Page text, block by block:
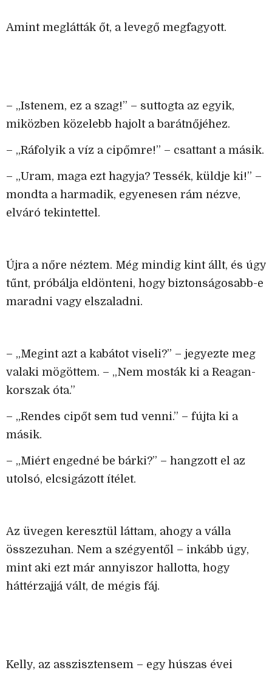
Amint meglátták őt, a levegő megfagyott.
– „Istenem, ez a szag!” – suttogta az egyik,
miközben közelebb hajolt a barátnőjéhez.
– „Ráfolyik a víz a cipőmre!” – csattant a másik.
– „Uram, maga ezt hagyja? Tessék, küldje ki!” –
mondta a harmadik, egyenesen rám nézve,
elváró tekintettel.
Újra a nőre néztem. Még mindig kint állt, és úgy
tűnt, próbálja eldönteni, hogy biztonságosabb-e
maradni vagy elszaladni.
– „Megint azt a kabátot viseli?” – jegyezte meg
valaki mögöttem. – „Nem mosták ki a Reagan-
korszak óta.”
– „Rendes cipőt sem tud venni.” – fújta ki a
másik.
– „Miért engedné be bárki?” – hangzott el az
utolsó, elcsigázott ítélet.
Az üvegen keresztül láttam, ahogy a válla
összezuhan. Nem a szégyentől – inkább úgy,
mint aki ezt már annyiszor hallotta, hogy
háttérzajjá vált, de mégis fáj.
Kelly, az asszisztensem – egy húszas évei